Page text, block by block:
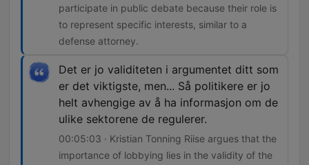
participate in public debate because their role is
to represent specific interests, similar to a
defense attorney.
Det er jo validiteten i argumentet ditt som
er det viktigste, men... Så politikere er jo
helt avhengige av å ha informasjon om de
ulike sektorene de regulerer.
00:05:03 · Kristian Tonning Riise argues that the
importance of lobbying lies in the validity of the